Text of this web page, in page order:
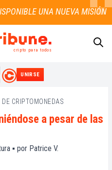
cripto para todos
UNIRSE
DE CRIPTOMONEDAS
a pesar de las
▪ por Patrice V.